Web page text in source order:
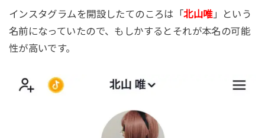
インスタグラムを開設したてのころは「北山唯」という
名前になっていたので、もしかするとそれが本名の可能
性が高いです。